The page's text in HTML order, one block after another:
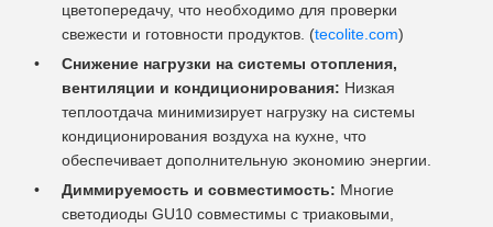
цветопередачу, что необходимо для проверки
свежести и готовности продуктов. (tecolite.com)
Снижение нагрузки на системы отопления,
вентиляции и кондиционирования: Низкая
теплоотдача минимизирует нагрузку на системы
кондиционирования воздуха на кухне, что
обеспечивает дополнительную экономию энергии.
Диммируемость и совместимость: Многие
светодиоды GU10 совместимы с триаковыми,